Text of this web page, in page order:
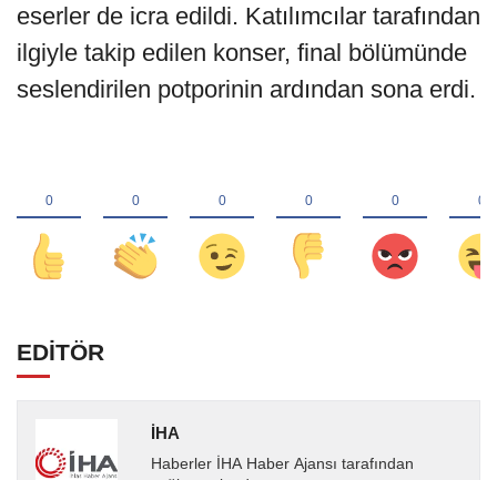
eserler de icra edildi. Katılımcılar tarafından
ilgiyle takip edilen konser, final bölümünde
seslendirilen potporinin ardından sona erdi.
EDİTÖR
İHA
Haberler İHA Haber Ajansı tarafından